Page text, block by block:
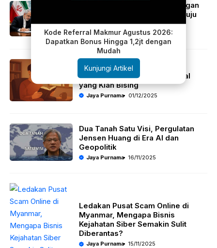
Presiden Iran Sebut MoU dengan
AS Dokumen Bersejarah Menuju
Perdamaian
Jaya Purnama 20/06/2026
Menemukan Ruang Hening di
Tengah Derasnya Dunia Digital
yang Kian Bising
Jaya Purnama 01/12/2025
Dua Tanah Satu Visi, Pergulatan
Jensen Huang di Era AI dan
Geopolitik
Jaya Purnama 16/11/2025
Ledakan Pusat Scam Online di
Myanmar, Mengapa Bisnis
Kejahatan Siber Semakin Sulit
Diberantas?
Jaya Purnama 15/11/2025
Kode Referral Makmur Agustus 2026:
Dapatkan Bonus Hingga 1,2jt dengan
Mudah
Kunjungi Artikel